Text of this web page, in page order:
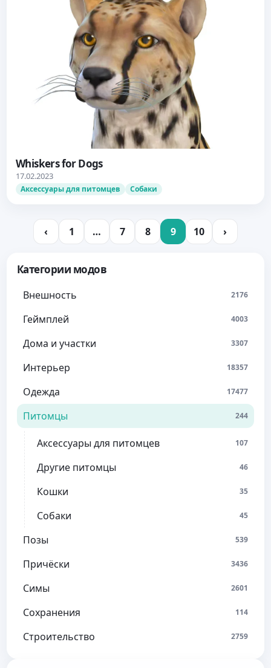
Категории модов
Внешность 2176
Геймплей 4003
Дома и участки 3307
Интерьер 18357
Одежда 17477
Питомцы 244
Аксессуары для питомцев 107
Другие питомцы 46
Кошки 35
Собаки 45
Позы 539
Причёски 3436
Симы 2601
Сохранения 114
Строительство 2759
Whiskers for Dogs
17.02.2023
Аксессуары для питомцев Собаки
‹ 1 … 7 8 9 10 ›